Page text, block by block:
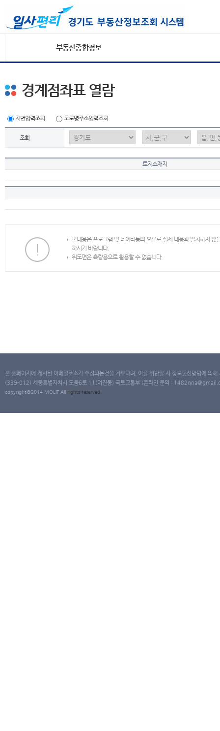
부동산종합정보
경계점좌표 열람
지번입력조회 도로명주소입력조회
조회
토지소재지
본내용은 프로그램 및 데이타등의 오류로 실제 내용과 일치하지
하시기 바랍니다.
위도면은 측량용으로 활용할 수 없습니다.
본 홈페이지에 게시된 이메일주소가 수집되는것을 거부하며, 이를 위반할 시 정보통신망법에 의
(339-012) 세종특별자치시 도움6로 11(어진동) 국토교통부 (온라인 문의 :
copyright@2014 MOLIT All rights reserved.